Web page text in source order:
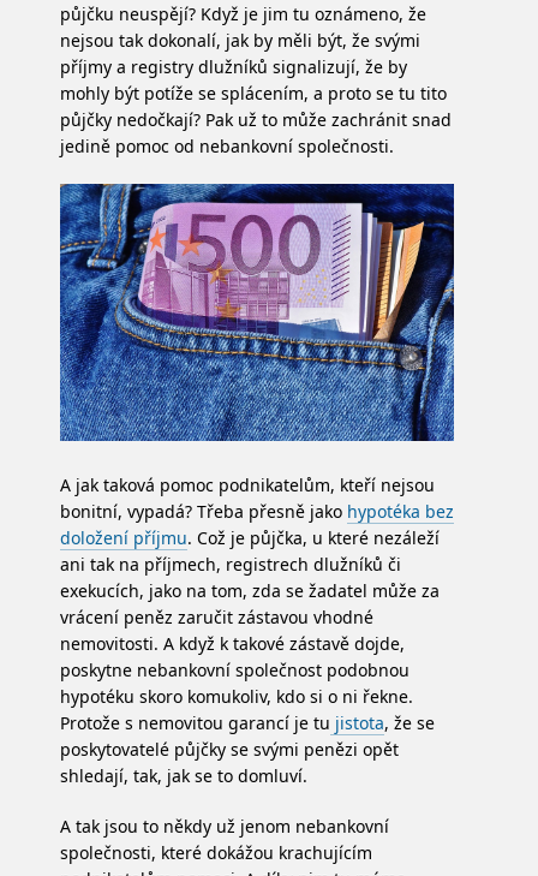
půjčku neuspějí? Když je jim tu oznámeno, že
nejsou tak dokonalí, jak by měli být, že svými
příjmy a registry dlužníků signalizují, že by
mohly být potíže se splácením, a proto se tu tito
půjčky nedočkají? Pak už to může zachránit snad
jedině pomoc od nebankovní společnosti.
A jak taková pomoc podnikatelům, kteří nejsou
bonitní, vypadá? Třeba přesně jako hypotéka bez
doložení příjmu. Což je půjčka, u které nezáleží
ani tak na příjmech, registrech dlužníků či
exekucích, jako na tom, zda se žadatel může za
vrácení peněz zaručit zástavou vhodné
nemovitosti. A když k takové zástavě dojde,
poskytne nebankovní společnost podobnou
hypotéku skoro komukoliv, kdo si o ni řekne.
Protože s nemovitou garancí je tu jistota, že se
poskytovatelé půjčky se svými penězi opět
shledají, tak, jak se to domluví.
A tak jsou to někdy už jenom nebankovní
společnosti, které dokážou krachujícím